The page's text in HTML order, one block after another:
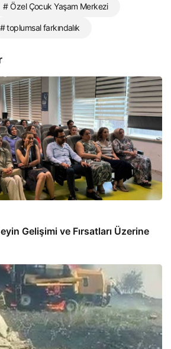
# Özel Çocuk Yaşam Merkezi
# toplumsal farkındalık
Gelişimi ve Fırsatları Üzerine